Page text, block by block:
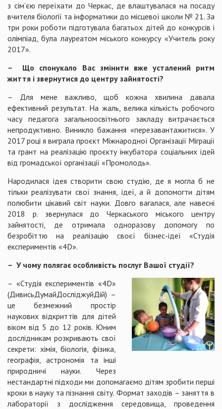
з сім’єю переїхати до Черкас, де влаштувалася на посаду
вчителя біології та інформатики до місцевої школи № 21. За
три роки роботи підготувала багатьох дітей до конкурсів і
олімпіад, була лауреатом міського конкурсу «Учитель року
2017».
– Що спонукало Вас змінити вже усталений ритм
життя і звернутися до центру зайнятості?
– Для мене важливо, щоб кожна хвилина давала
ефективний результат. На жаль, велика кількість робочого
часу педагога загальноосвітнього закладу витрачається
непродуктивно. Виникло бажання «перезавантажитися». У
2017 році я виграла проєкт Міжнародної Організації Міграції
та грант на реалізацію проєкту інкубатора соціальних ідей
від громадської організації «Промолодь».
Народилася ідея створити свою студію, де я могла б не
тільки реалізувати свої знання, ідеї, а й допомогти дітям
полюбити цікавий світ науки. Довго вагалася, але навесні
2018 р. звернулася до Черкаського міського центру
зайнятості, де отримала одноразову допомогу по
безробіттю на реалізацію своєї бізнес-ідеї «Студія
експериментів «4D».
– У чому полягає особливість послуг Вашої студії?
– «Студія експериментів «4D»
(ДивисьДумайДосліджуйДій) –
це безмежний простір
наукових відкриттів для дітей
віком від 5 до 12 років. Юним
дослідникам розкривають свої
секрети: хімія, біологія, фізика,
географія, астрономія та інші
природничі науки. Через
нестандартні підходи ми допомагаємо дітям зробити перші
кроки в науку та пізнання світу. Формат заходів – заняття в
лабораторії з дослідження середовища, проведення